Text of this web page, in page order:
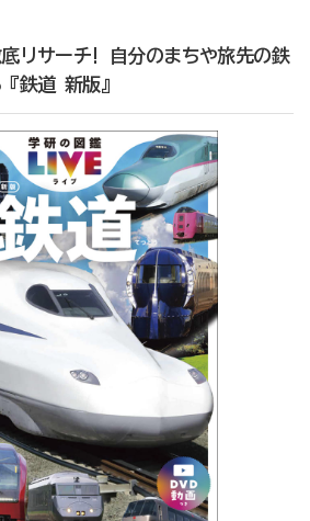
リサーチ!
自分のまちや旅先の鉄
『鉄道 新版』